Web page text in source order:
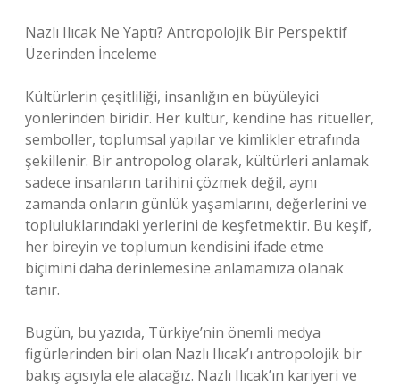
Nazlı Ilıcak Ne Yaptı? Antropolojik Bir Perspektif
Üzerinden İnceleme
Kültürlerin çeşitliliği, insanlığın en büyüleyici
yönlerinden biridir. Her kültür, kendine has ritüeller,
semboller, toplumsal yapılar ve kimlikler etrafında
şekillenir. Bir antropolog olarak, kültürleri anlamak
sadece insanların tarihini çözmek değil, aynı
zamanda onların günlük yaşamlarını, değerlerini ve
topluluklarındaki yerlerini de keşfetmektir. Bu keşif,
her bireyin ve toplumun kendisini ifade etme
biçimini daha derinlemesine anlamamıza olanak
tanır.
Bugün, bu yazıda, Türkiye’nin önemli medya
figürlerinden biri olan Nazlı Ilıcak’ı antropolojik bir
bakış açısıyla ele alacağız. Nazlı Ilıcak’ın kariyeri ve